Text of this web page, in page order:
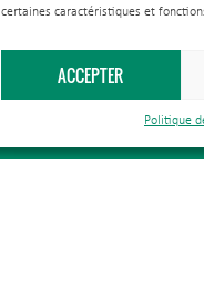
certaines caractéristiques et
ACCEPTER
Politique